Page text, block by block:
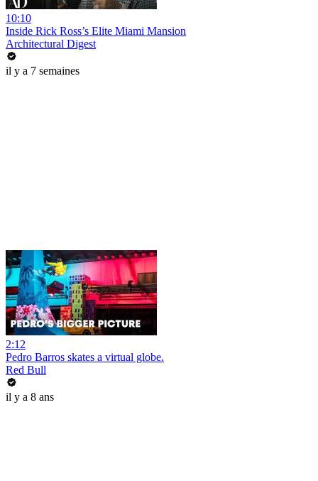
10:10
Inside Rick Ross’s Elite Miami Mansion
Architectural Digest
il y a 7 semaines
2:12
Pedro Barros skates a virtual globe.
Red Bull
il y a 8 ans